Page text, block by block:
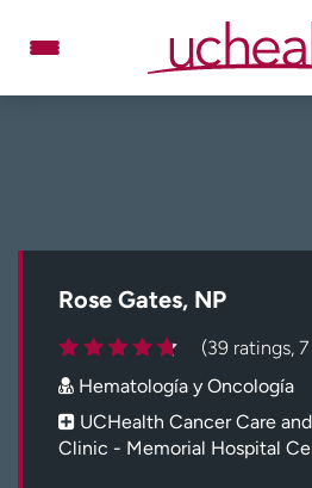
contenido
Inicie sesión en My Health
Rose Gates, NP
(39 ratings,
Hematología y Oncología
UCHealth Cancer Care
Clinic - Memorial Hospital